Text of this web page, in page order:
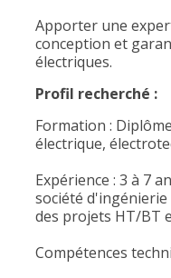
Apporter une
conception et
électriques.
Profil recherché :
Formation :
électrique,
Expérience : 3 à 7
société
des projets HT/BT
Compétences